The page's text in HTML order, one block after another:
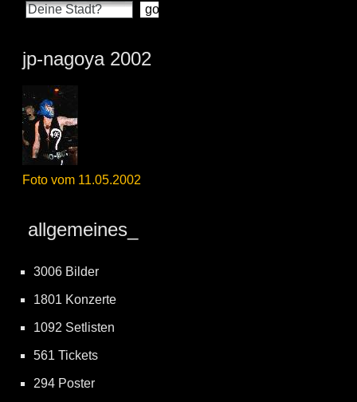
jp-nagoya 2002
Foto vom 11.05.2002
allgemeines_
3006 Bilder
1801 Konzerte
1092 Setlisten
561 Tickets
294 Poster